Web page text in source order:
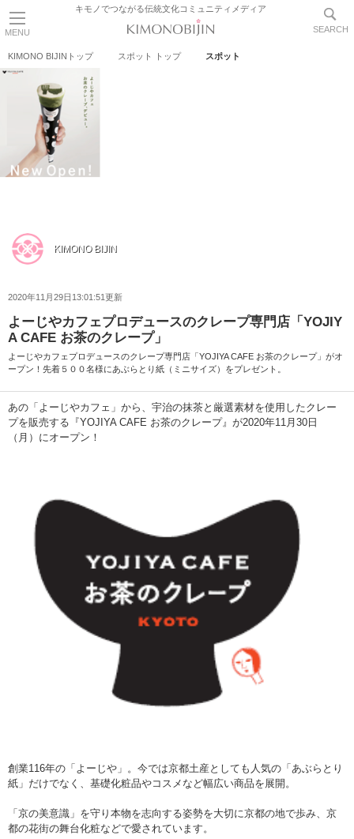
MENU
キモノでつながる伝統文化コミュニティメディア
SEARCH
KIMONO BIJINトップ スポット トップ スポット
KIMONO BIJIN
2020年11月29日13:01:51更新
よーじやカフェプロデュースのクレープ専門店「YOJIY
A CAFE お茶のクレープ」
よーじやカフェプロデュースのクレープ専門店「YOJIYA CAFE お茶のクレープ」がオ
ープン！先着５００名様にあぶらとり紙（ミニサイズ）をプレゼント。
あの「よーじやカフェ」から、宇治の抹茶と厳選素材を使用したクレー
プを販売する『YOJIYA CAFE お茶のクレープ』が2020年11月30日
（月）にオープン！
創業116年の「よーじや」。今では京都土産としても人気の「あぶらとり
紙」だけでなく、基礎化粧品やコスメなど幅広い商品を展開。
「京の美意識」を守り本物を志向する姿勢を大切に京都の地で歩み、京
都の花街の舞台化粧などで愛されています。